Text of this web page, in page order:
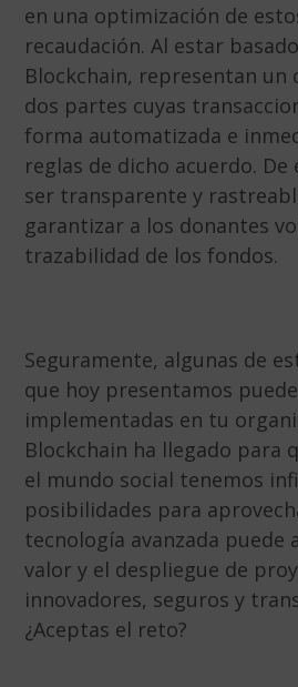
en una optimización de
recaudación. Al estar
Blockchain, representan
dos partes cuyas
forma automatizada e
reglas de dicho acuerdo. De
ser transparente y
garantizar a los donantes
trazabilidad de los fondos.
Seguramente, algunas de
que hoy presentamos
implementadas en tu
Blockchain ha llegado para
el mundo social tenemos
posibilidades para
tecnología avanzada puede
valor y el despliegue de
innovadores, seguros y
¿Aceptas el reto?